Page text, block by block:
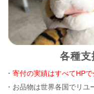
各種支
・寄付の実績はすべてHPで
・お品物は世界各国でリユ